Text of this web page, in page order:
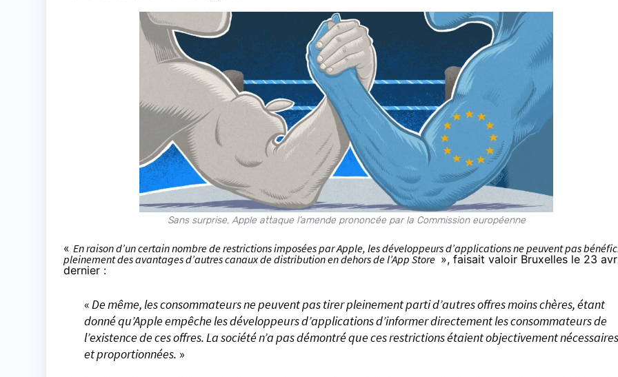
Sans surprise, Apple attaque l’amende prononcée par la Commission européenne
« En raison d’un certain nombre de restrictions imposées par Apple, les développeurs d’applications ne peuvent pas
pleinement des avantages d’autres canaux de distribution en dehors de l’App Store », faisait valoir Bruxelles le 23
dernier :
«De même, les consommateurs ne peuvent pas tirer pleinement parti d’autres offres moins chères, étant
donné qu’Apple empêche les développeurs d’applications d’informer directement les consommateurs de
l’existence de ces offres. La société n’a pas démontré que ces restrictions étaient objectivement nécessaires
et proportionnées. »